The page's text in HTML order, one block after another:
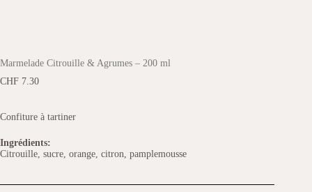
Marmelade Citrouille & Agrumes – 200 ml
CHF 7.30
Confiture à tartiner
Ingrédients:
Citrouille, sucre, orange, citron, pamplemousse